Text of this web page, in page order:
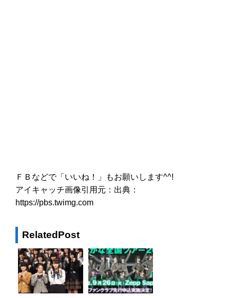
ＦＢなどで「いいね！」もお願いします^^!
アイキャッチ画像引用元：出典：
https://pbs.twimg.com
RelatedPost